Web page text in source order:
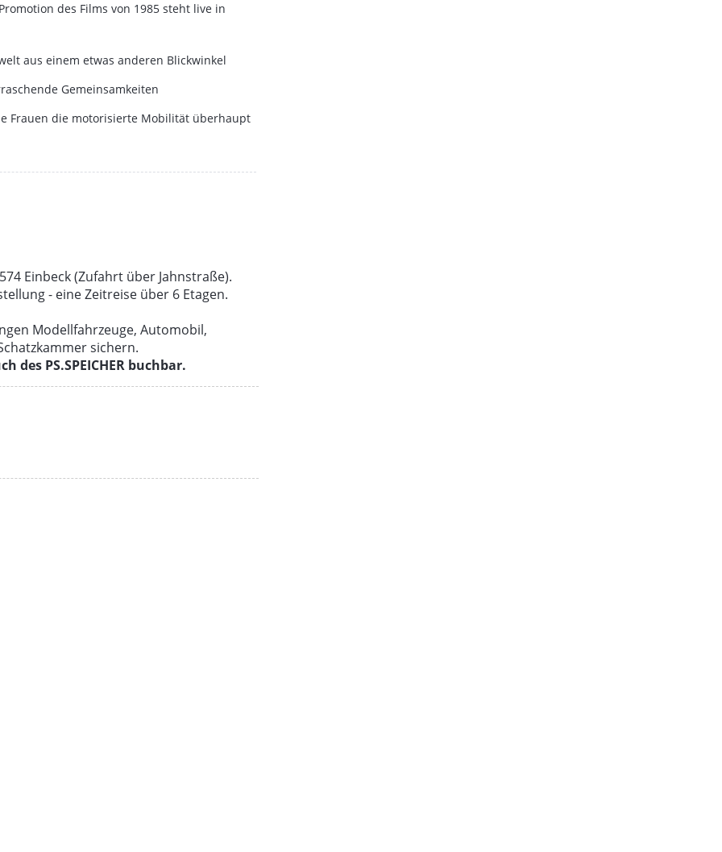
des Films von 1985 steht live in
aus einem etwas anderen Blickwinkel
Gemeinsamkeiten
Frauen die motorisierte Mobilität überhaupt
Einbeck (Zufahrt über Jahnstraße).
- eine Zeitreise über 6 Etagen.
Modellfahrzeuge, Automobil,
sichern.
des PS.SPEICHER buchbar.